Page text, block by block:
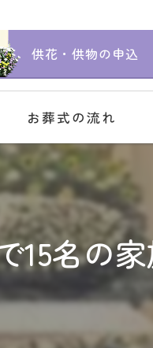
供花・供物の申込
お葬式の流れ
15名の